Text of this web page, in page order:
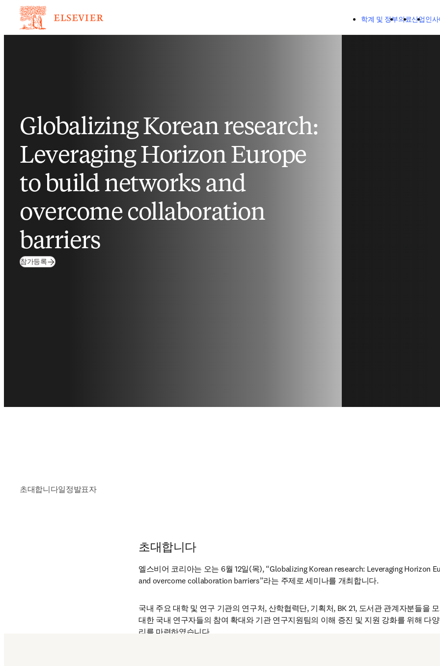
학계 및 정부의료산업인
Globalizing Korean research:
Leveraging Horizon Europe
to build networks and
overcome collaboration
barriers
참가등록(새 탭/창에서 열기
초대합니다일정발표자
초대합니다
엘스비어 코리아는 오는 6월 12일(목), “Globalizing Korean research: Leveraging Horizon
and overcome collaboration barriers”라는 주제로 세미나를 개최합니다.
국내 주요 대학 및 연구 기관의 연구처, 산학협력단, 기획처, BK 21, 도서관 관계자분들을 모
대한 국내 연구자들의 참여 확대와 기관 연구지원팀의 이해 증진 및 지원 강화를 위해 다
리를 마련하였습니다.